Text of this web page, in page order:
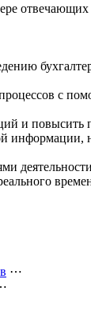
с
и повысить
⋯